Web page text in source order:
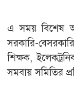
এ সময় বিশেষ
সরকারি-বেসরকারি
শিক্ষক,
সমবায় সমিতির